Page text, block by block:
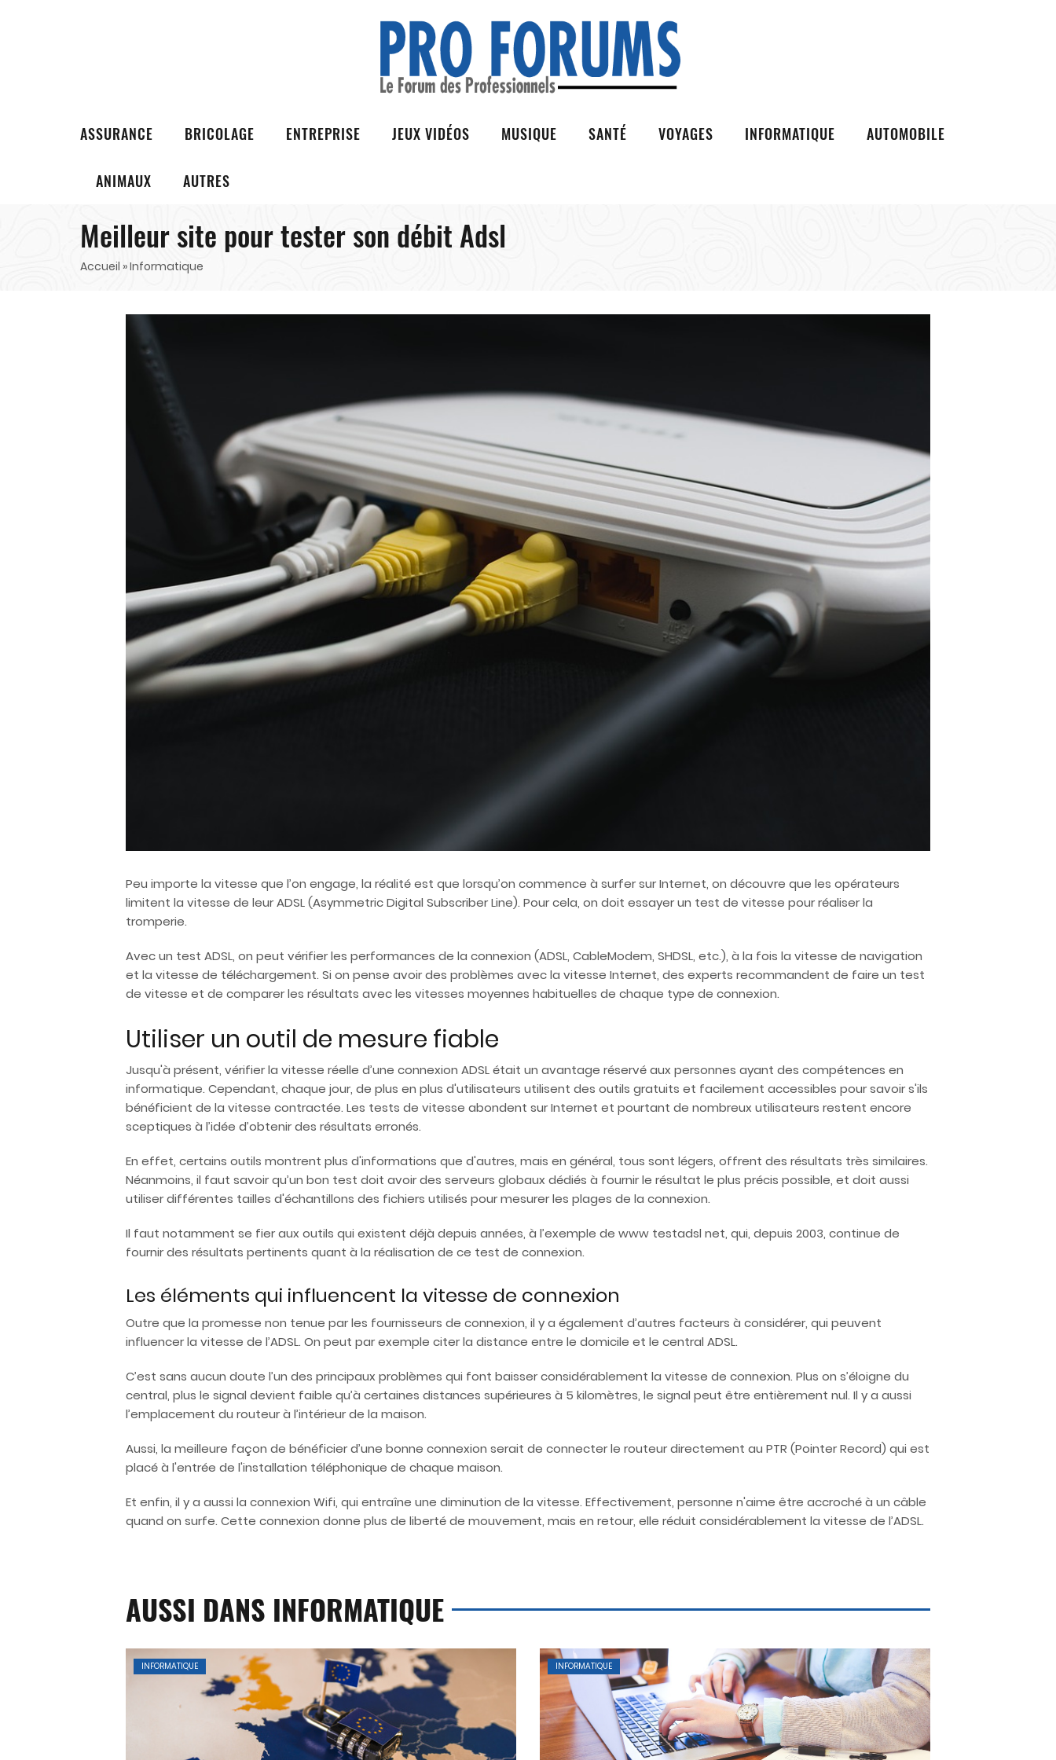
ASSURANCE BRICOLAGE ENTREPRISE JEUX VIDÉOS MUSIQUE SANTÉ VOYAGES INFORMATIQUE AUTOMOBILE
ANIMAUX AUTRES
Meilleur site pour tester son débit Adsl
Accueil » Informatique
Peu importe la vitesse que l’on engage, la réalité est que lorsqu’on commence à surfer sur Internet, on découvre que les opérateurs
limitent la vitesse de leur ADSL (Asymmetric Digital Subscriber Line). Pour cela, on doit essayer un test de vitesse pour réaliser la
tromperie.
Avec un test ADSL, on peut vérifier les performances de la connexion (ADSL, CableModem, SHDSL, etc.), à la fois la vitesse de navigation
et la vitesse de téléchargement. Si on pense avoir des problèmes avec la vitesse Internet, des experts recommandent de faire un test
de vitesse et de comparer les résultats avec les vitesses moyennes habituelles de chaque type de connexion.
Utiliser un outil de mesure fiable
Jusqu'à présent, vérifier la vitesse réelle d’une connexion ADSL était un avantage réservé aux personnes ayant des compétences en
informatique. Cependant, chaque jour, de plus en plus d'utilisateurs utilisent des outils gratuits et facilement accessibles pour savoir s'ils
bénéficient de la vitesse contractée. Les tests de vitesse abondent sur Internet et pourtant de nombreux utilisateurs restent encore
sceptiques à l’idée d’obtenir des résultats erronés.
En effet, certains outils montrent plus d'informations que d'autres, mais en général, tous sont légers, offrent des résultats très similaires.
Néanmoins, il faut savoir qu’un bon test doit avoir des serveurs globaux dédiés à fournir le résultat le plus précis possible, et doit aussi
utiliser différentes tailles d'échantillons des fichiers utilisés pour mesurer les plages de la connexion.
Il faut notamment se fier aux outils qui existent déjà depuis années, à l’exemple de www testadsl net, qui, depuis 2003, continue de
fournir des résultats pertinents quant à la réalisation de ce test de connexion.
Les éléments qui influencent la vitesse de connexion
Outre que la promesse non tenue par les fournisseurs de connexion, il y a également d’autres facteurs à considérer, qui peuvent
influencer la vitesse de l’ADSL. On peut par exemple citer la distance entre le domicile et le central ADSL.
C’est sans aucun doute l’un des principaux problèmes qui font baisser considérablement la vitesse de connexion. Plus on s’éloigne du
central, plus le signal devient faible qu’à certaines distances supérieures à 5 kilomètres, le signal peut être entièrement nul. Il y a aussi
l’emplacement du routeur à l’intérieur de la maison.
Aussi, la meilleure façon de bénéficier d’une bonne connexion serait de connecter le routeur directement au PTR (Pointer Record) qui est
placé à l'entrée de l'installation téléphonique de chaque maison.
Et enfin, il y a aussi la connexion Wifi, qui entraîne une diminution de la vitesse. Effectivement, personne n'aime être accroché à un câble
quand on surfe. Cette connexion donne plus de liberté de mouvement, mais en retour, elle réduit considérablement la vitesse de l’ADSL.
AUSSI DANS INFORMATIQUE
INFORMATIQUE INFORMATIQUE